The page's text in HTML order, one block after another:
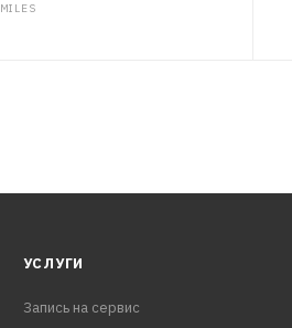
MILES
УСЛУГИ
Запись на сервис